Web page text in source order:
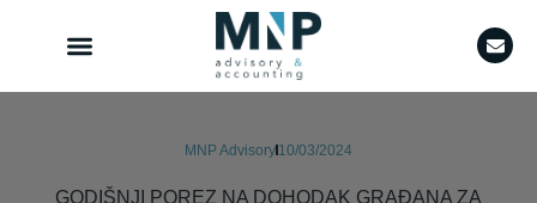
MNP Advisory 10/03/2024
GODIŠNJI POREZ NA DOHODAK GRAĐANA ZA